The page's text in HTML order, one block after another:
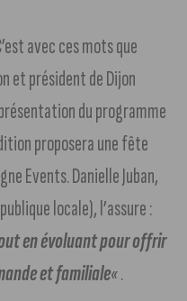
avec ces mots que
et président de Dijon
du programme
proposera une fête
Events. Danielle Juban,
locale), l’assure :
en évoluant pour offrir
et familiale«.